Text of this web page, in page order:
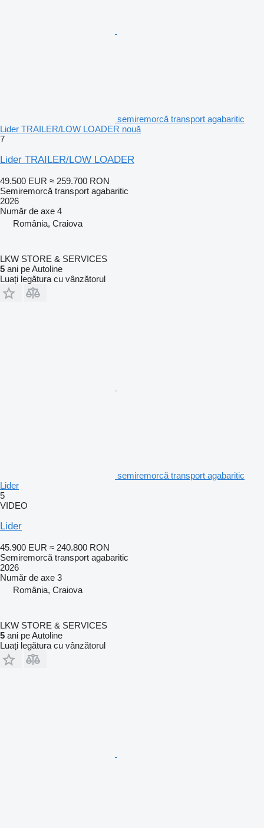
semiremorcă transport agabaritic
Lider TRAILER/LOW LOADER nouă
7
Lider TRAILER/LOW LOADER
49.500 EUR ≈ 259.700 RON
Semiremorcă transport agabaritic
2026
Număr de axe 4
România, Craiova
LKW STORE & SERVICES
5 ani pe Autoline
Luați legătura cu vânzătorul
semiremorcă transport agabaritic
Lider
5
VIDEO
Lider
45.900 EUR ≈ 240.800 RON
Semiremorcă transport agabaritic
2026
Număr de axe 3
România, Craiova
LKW STORE & SERVICES
5 ani pe Autoline
Luați legătura cu vânzătorul